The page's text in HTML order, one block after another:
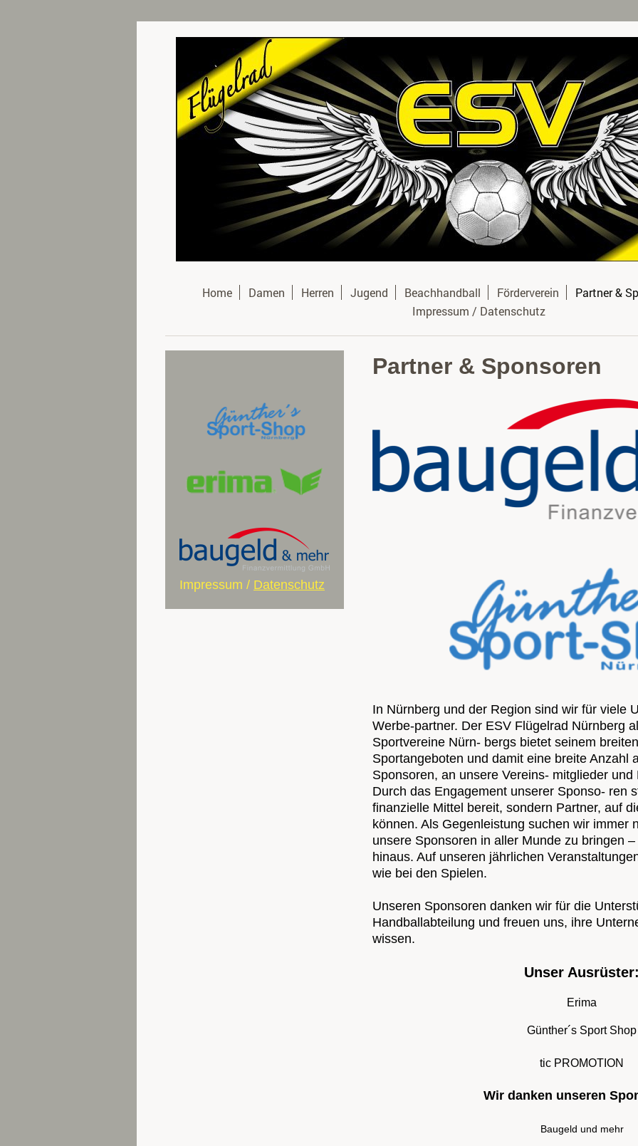
Home Damen Herren Jugend Beachhandball Förderverein Partner &
Impressum / Datenschutz
Partner & Sponsoren
In Nürnberg und der Region sind wir für viele
Werbe-partner. Der ESV Flügelrad Nürnberg
Sportvereine Nürn- bergs bietet seinem
Sportangeboten und damit eine breite Anzahl
Sponsoren, an unsere Vereins- mitglieder
Durch das Engagement unserer Sponso- ren
finanzielle Mittel bereit, sondern Partner, auf
können. Als Gegenleistung suchen wir immer
unsere Sponsoren in aller Munde zu bringen
hinaus. Auf unseren jährlichen
wie bei den Spielen.
Unseren Sponsoren danken wir für die
Handballabteilung und freuen uns, ihre
wissen.
Unser Ausrüster:
Erima
Günther´s Sport Shop
tic PROMOTION
Wir danken unseren
Baugeld und mehr
Impressum / Datenschutz